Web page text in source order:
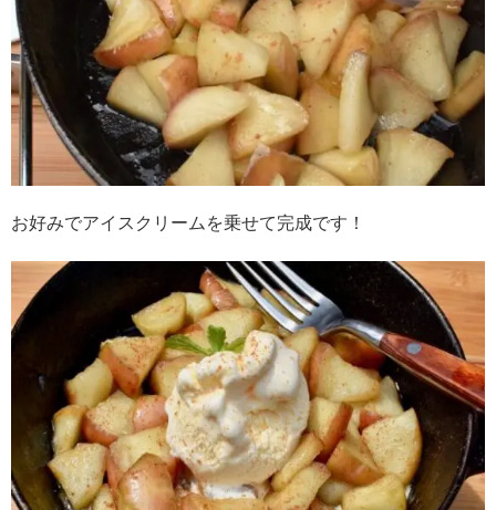
お好みでアイスクリームを乗せて完成です！